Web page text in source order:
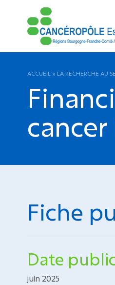
ACCUEIL » LA RECHERCHE AU
Fiche
Date
juin 2025